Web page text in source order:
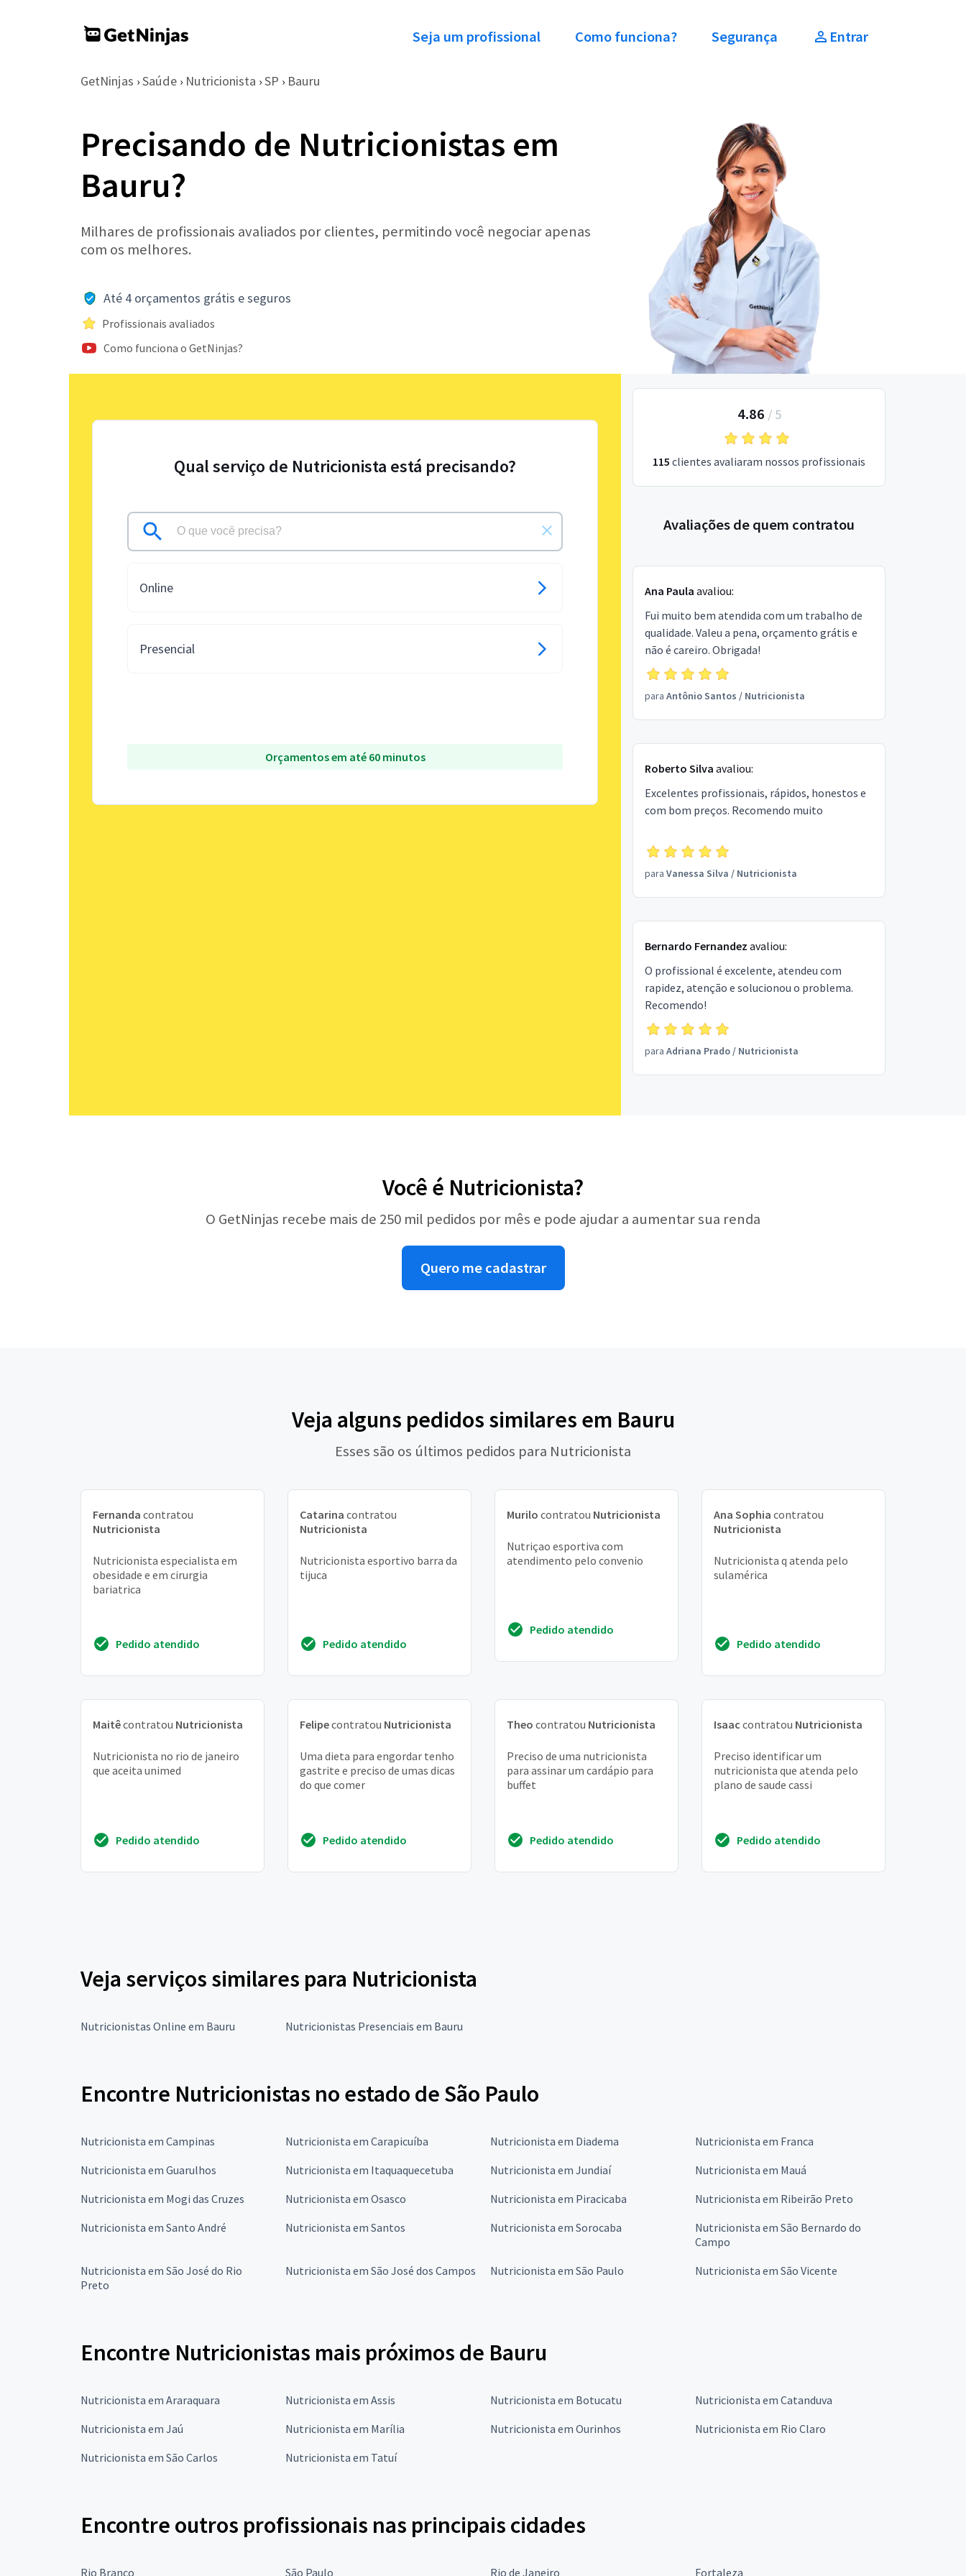
Seja um profissional Como funciona? Segurança Entrar
GetNinjas › Saúde › Nutricionista › SP › Bauru
Precisando de Nutricionistas em
Bauru?
Milhares de profissionais avaliados por clientes, permitindo você negociar apenas
com os melhores.
Até 4 orçamentos grátis e seguros
Profissionais avaliados
Como funciona o GetNinjas?
Qual serviço de Nutricionista está precisando?
Online
Presencial
Orçamentos em até 60 minutos
4.86 / 5
115 clientes avaliaram nossos profissionais
Avaliações de quem contratou
Ana Paula avaliou:
Fui muito bem atendida com um trabalho de
qualidade. Valeu a pena, orçamento grátis e
não é careiro. Obrigada!
para Antônio Santos / Nutricionista
Roberto Silva avaliou:
Excelentes profissionais, rápidos, honestos e
com bom preços. Recomendo muito
para Vanessa Silva / Nutricionista
Bernardo Fernandez avaliou:
O profissional é excelente, atendeu com
rapidez, atenção e solucionou o problema.
Recomendo!
para Adriana Prado/ Nutricionista
Você é Nutricionista?
O GetNinjas recebe mais de 250 mil pedidos por mês e pode ajudar a aumentar sua renda
Quero me cadastrar
Veja alguns pedidos similares em Bauru
Esses são os últimos pedidos para Nutricionista
Fernanda contratou
Nutricionista
Nutricionista especialista em
obesidade e em cirurgia
bariatrica
Pedido atendido
Catarina contratou
Nutricionista
Nutricionista esportivo barra da
tijuca
Pedido atendido
Murilo contratou Nutricionista
Nutriçao esportiva com
atendimento pelo convenio
Pedido atendido
Ana Sophia contratou
Nutricionista
Nutricionista q atenda pelo
sulamérica
Pedido atendido
Maitêcontratou Nutricionista
Nutricionista no rio de janeiro
que aceita unimed
Pedido atendido
Felipecontratou Nutricionista
Uma dieta para engordar tenho
gastrite e preciso de umas dicas
do que comer
Pedido atendido
Theo contratou Nutricionista
Preciso de uma nutricionista
para assinar um cardápio para
buffet
Pedido atendido
Isaac contratou Nutricionista
Preciso identificar um
nutricionista que atenda pelo
plano de saude cassi
Pedido atendido
Veja serviços similares para Nutricionista
Nutricionistas Online em Bauru Nutricionistas Presenciais em Bauru
Encontre Nutricionistas no estado de São Paulo
Nutricionista em Campinas Nutricionista em Carapicuíba Nutricionista em Diadema
Nutricionista em Franca
Nutricionista em Guarulhos
Nutricionista em Itaquaquecetuba Nutricionista em Jundiaí
Nutricionista em Mauá
Nutricionista em Mogi das Cruzes
Nutricionista em Osasco Nutricionista em Piracicaba
Nutricionista em Ribeirão Preto
Nutricionista em Santo André
Nutricionista em Santos Nutricionista em Sorocaba
Nutricionista em São Bernardo do
Campo
Nutricionista em São José do Rio
Preto
Nutricionista em São José dos Campos Nutricionista em São Paulo Nutricionista em São Vicente
Encontre Nutricionistas mais próximos de Bauru
Nutricionista em Araraquara Nutricionista em Assis Nutricionista em Botucatu
Nutricionista em Catanduva
Nutricionista em Jaú
Nutricionista em Marília Nutricionista em Ourinhos
Nutricionista em Rio Claro
Nutricionista em São Carlos
Nutricionista em Tatuí
Encontre outros profissionais nas principais cidades
Rio Branco São Paulo Rio de Janeiro Fortaleza